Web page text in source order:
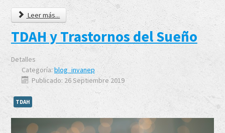
Leer más...
TDAH y Trastornos del Sueño
Detalles
Categoría:blog_invanep
Publicado: 26 Septiembre 2019
TDAH